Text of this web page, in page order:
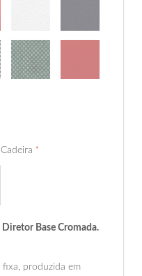
*
Base Cromada.
fixa, produzida em